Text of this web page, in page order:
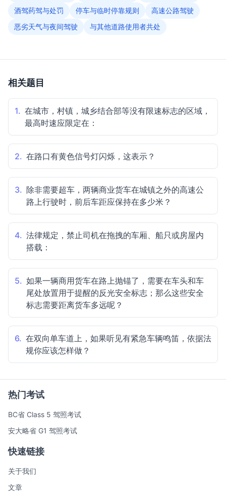
酒驾药驾与处罚
停车与临时停靠规则
高速公路驾驶
恶劣天气与夜间驾驶
与其他道路使用者共处
相关题目
1. 在城市，村镇，城乡结合部等没有限速标志的区域，
最高时速应限定在：
2. 在路口有黄色信号灯闪烁，这表示？
3. 除非需要超车，两辆商业货车在城镇之外的高速公
路上行驶时，前后车距应保持在多少米？
4. 法律规定，禁止司机在拖拽的车厢、船只或房屋内
搭载：
5. 如果一辆商用货车在路上抛锚了，需要在车头和车
尾处放置用于提醒的反光安全标志；那么这些安全
标志需要距离货车多远呢？
6. 在双向单车道上，如果听见有紧急车辆鸣笛，依据法
规你应该怎样做？
热门考试
BC省 Class 5 驾照考试
安大略省 G1 驾照考试
快速链接
关于我们
文章